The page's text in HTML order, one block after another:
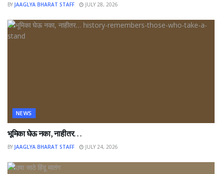
BY JAAGLYA BHARAT STAFF JULY 28, 2026
NEWS
भूमिका घेऊ नका, नाहीतर…
BY JAAGLYA BHARAT STAFF JULY 24, 2026